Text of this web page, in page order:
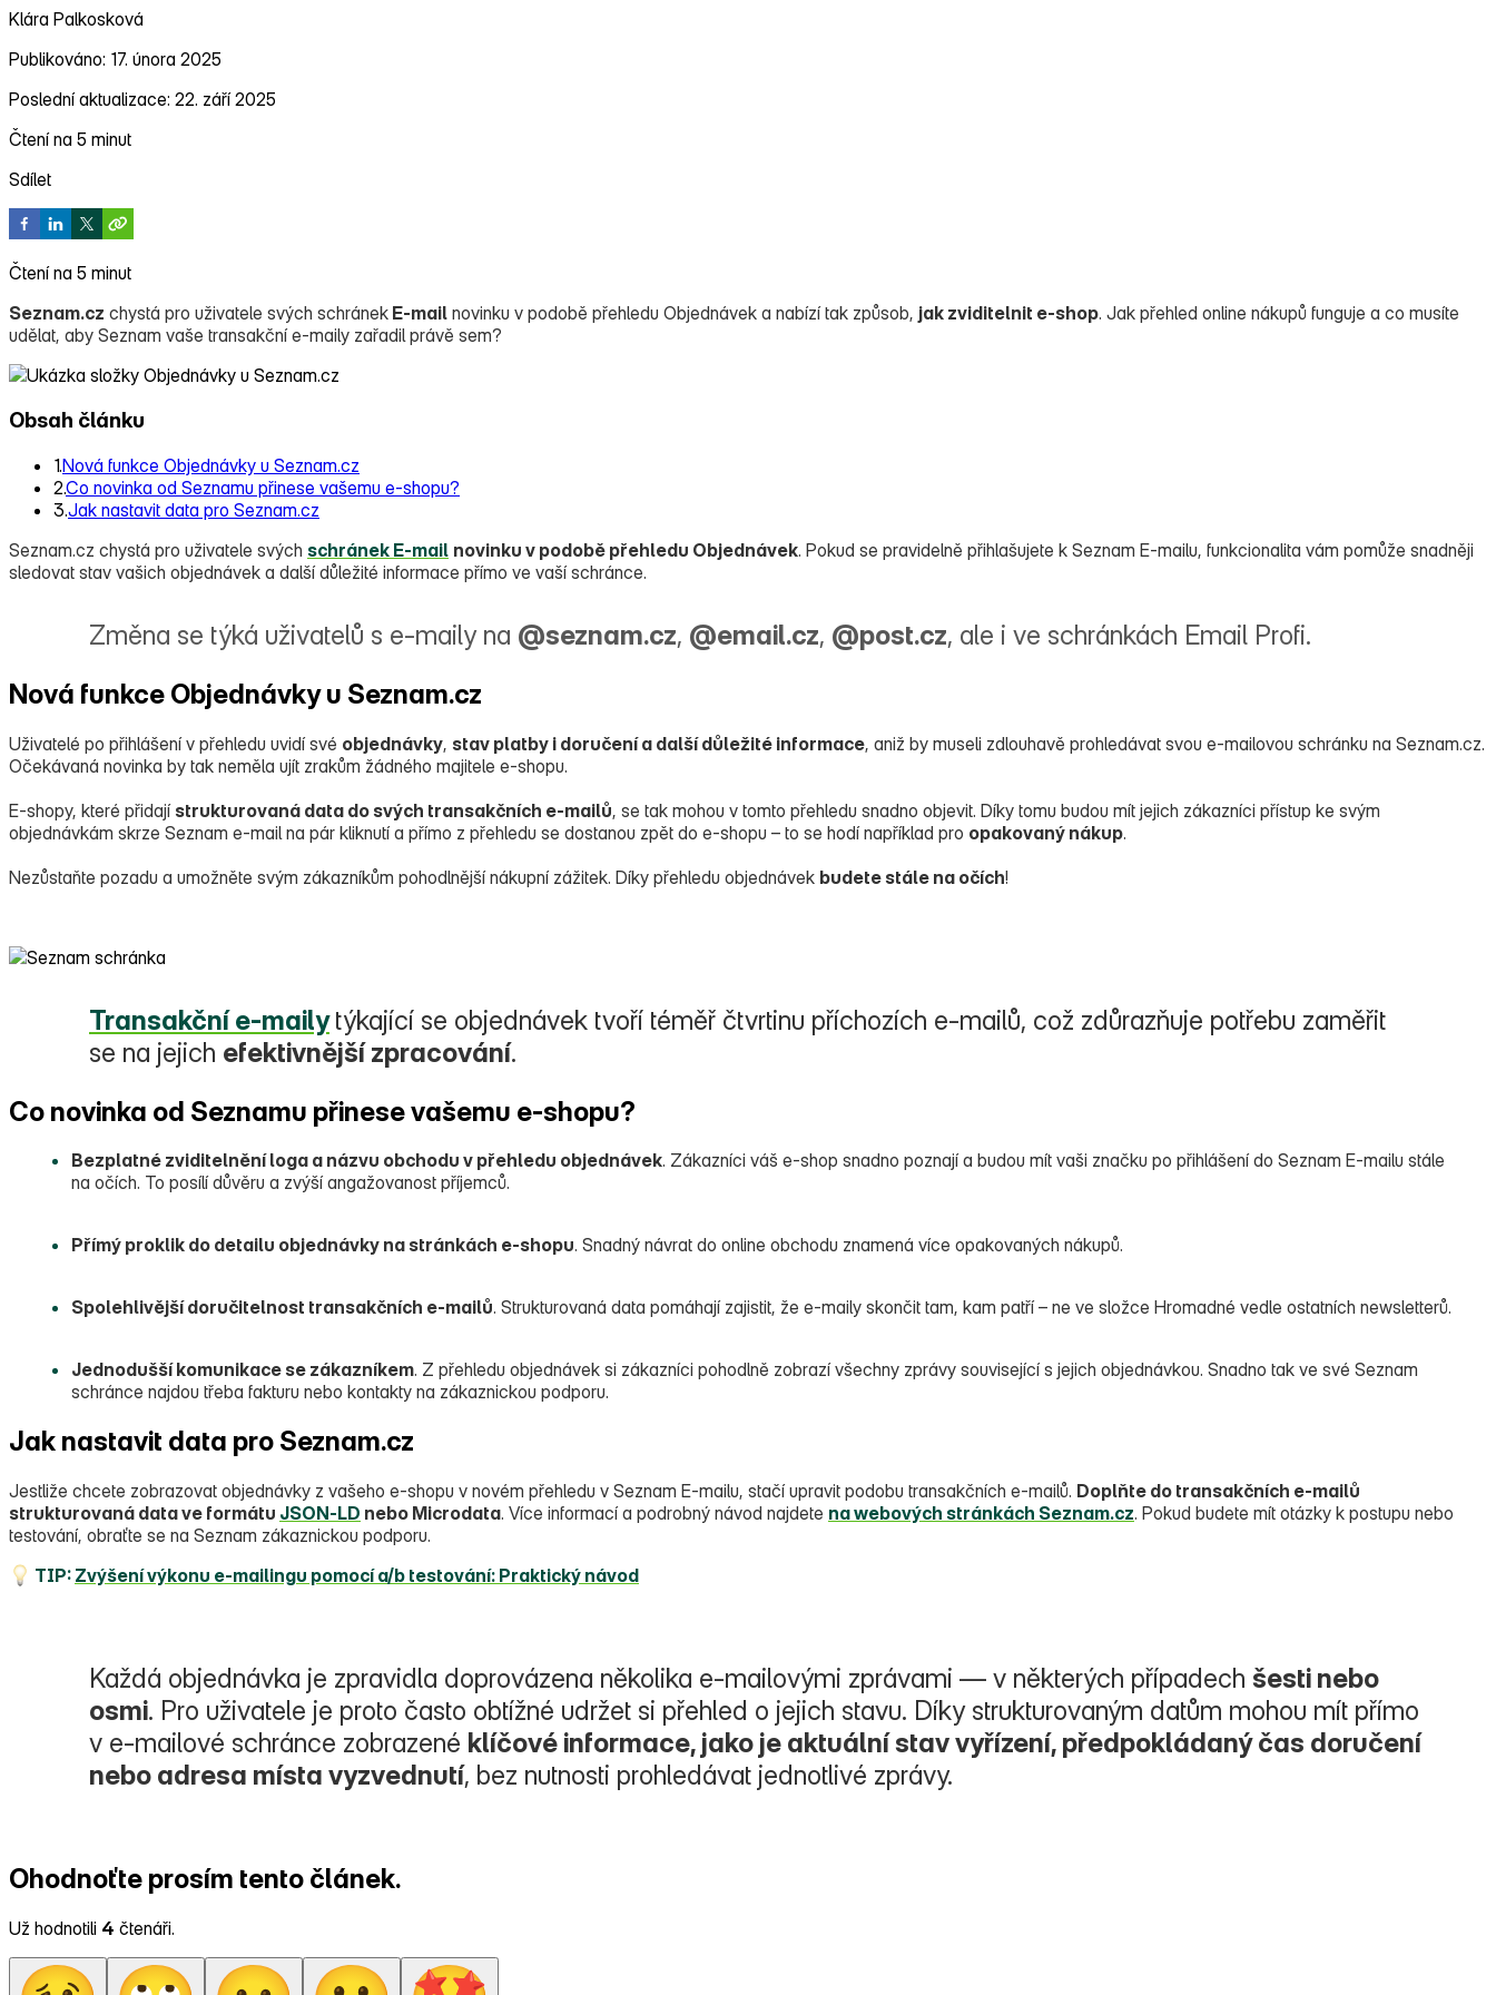
Klára Palkosková
Publikováno: 17. února 2025
Poslední aktualizace: 22. září 2025
Čtení na 5 minut
Sdílet
Čtení na 5 minut
Seznam.cz chystá pro uživatele svých schránek E‑mail novinku v podobě přehledu Objednávek a nabízí tak způsob, jak zviditelnit e‑shop. Jak přehled online nákupů funguje a co musíte
udělat, aby Seznam vaše transakční e‑maily zařadil právě sem?
Obsah článku
1.Nová funkce Objednávky u Seznam.cz
2.Co novinka od Seznamu přinese vašemu e-shopu?
3.Jak nastavit data pro Seznam.cz
Seznam.cz chystá pro uživatele svých schránek E‑mail novinku v podobě přehledu Objednávek. Pokud se pravidelně přihlašujete k Seznam E‑mailu, funkcionalita vám pomůže snadněji
sledovat stav vašich objednávek a další důležité informace přímo ve vaší schránce.
Změna se týká uživatelů s e‑maily na @seznam.cz, @email.cz, @post.cz, ale i ve schránkách Email Profi.
Nová funkce Objednávky u Seznam.cz
Uživatelé po přihlášení v přehledu uvidí své objednávky, stav platby i doručení a další důležité informace, aniž by museli zdlouhavě prohledávat svou e‑mailovou schránku na Seznam.cz.
Očekávaná novinka by tak neměla ujít zrakům žádného majitele e‑shopu.
E‑shopy, které přidají strukturovaná data do svých transakčních e‑mailů, se tak mohou v tomto přehledu snadno objevit. Díky tomu budou mít jejich zákazníci přístup ke svým
objednávkám skrze Seznam e‑mail na pár kliknutí a přímo z přehledu se dostanou zpět do e‑shopu – to se hodí například pro opakovaný nákup.
Nezůstaňte pozadu a umožněte svým zákazníkům pohodlnější nákupní zážitek. Díky přehledu objednávek budete stále na očích!
Transakční e‑maily týkající se objednávek tvoří téměř čtvrtinu příchozích e‑mailů, což zdůrazňuje potřebu zaměřit
se na jejich efektivnější zpracování.
Co novinka od Seznamu přinese vašemu e-shopu?
Bezplatné zviditelnění loga a názvu obchodu v přehledu objednávek. Zákazníci váš e‑shop snadno poznají a budou mít vaši značku po přihlášení do Seznam E‑mailu stále
na očích. To posílí důvěru a zvýší angažovanost příjemců.
Přímý proklik do detailu objednávky na stránkách e‑shopu. Snadný návrat do online obchodu znamená více opakovaných nákupů.
Spolehlivější doručitelnost transakčních e‑mailů. Strukturovaná data pomáhají zajistit, že e‑maily skončit tam, kam patří – ne ve složce Hromadné vedle ostatních newsletterů.
Jednodušší komunikace se zákazníkem. Z přehledu objednávek si zákazníci pohodlně zobrazí všechny zprávy související s jejich objednávkou. Snadno tak ve své Seznam
schránce najdou třeba fakturu nebo kontakty na zákaznickou podporu.
Jak nastavit data pro Seznam.cz
Jestliže chcete zobrazovat objednávky z vašeho e‑shopu v novém přehledu v Seznam E‑mailu, stačí upravit podobu transakčních e‑mailů. Doplňte do transakčních e‑mailů
strukturovaná data ve formátu JSON‑LD nebo Microdata. Více informací a podrobný návod najdete na webových stránkách Seznam.cz. Pokud budete mít otázky k postupu nebo
testování, obraťte se na Seznam zákaznickou podporu.
TIP: Zvýšení výkonu e‑mailingu pomocí a/b testování: Praktický návod
Každá objednávka je zpravidla doprovázena několika e‑mailovými zprávami — v některých případech šesti nebo
osmi. Pro uživatele je proto často obtížné udržet si přehled o jejich stavu. Díky strukturovaným datům mohou mít přímo
v e‑mailové schránce zobrazené klíčové informace, jako je aktuální stav vyřízení, předpokládaný čas doručení
nebo adresa místa vyzvednutí, bez nutnosti prohledávat jednotlivé zprávy.
Ohodnoťte prosím tento článek.
Už hodnotili 4 čtenáři.